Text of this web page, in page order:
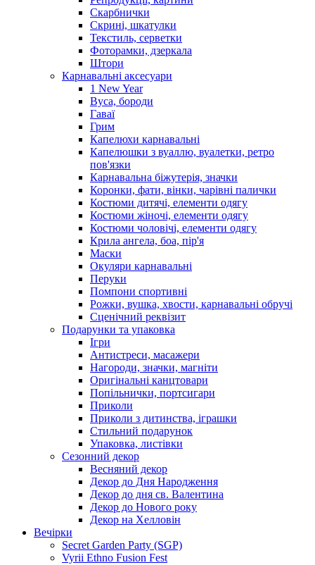
Скарбнички
Скрині, шкатулки
Текстиль, серветки
Фоторамки, дзеркала
Штори
Карнавальні аксесуари
1 New Year
Вуса, бороди
Гаваї
Грим
Капелюхи карнавальні
Капелюшки з вуаллю, вуалетки, ретро
пов'язки
Карнавальна біжутерія, значки
Коронки, фати, вінки, чарівні палички
Костюми дитячі, елементи одягу
Костюми жіночі, елементи одягу
Костюми чоловічі, елементи одягу
Крила ангела, боа, пір'я
Маски
Окуляри карнавальні
Перуки
Помпони спортивні
Рожки, вушка, хвости, карнавальні обручі
Сценічний реквізит
Подарунки та упаковка
Ігри
Антистреси, масажери
Нагороди, значки, магніти
Оригінальні канцтовари
Попільнички, портсигари
Приколи
Приколи з дитинства, іграшки
Стильний подарунок
Упаковка, листівки
Сезонний декор
Весняний декор
Декор до Дня Народження
Декор до дня св. Валентина
Декор до Нового року
Декор на Хелловін
Вечірки
Secret Garden Party (SGP)
Vyrii Ethno Fusion Fest